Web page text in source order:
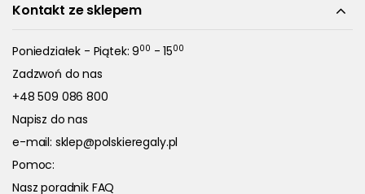
Kontakt ze sklepem
Poniedziałek - Piątek: 900 - 1500
Zadzwoń do nas
+48 509 086 800
Napisz do nas
e-mail: sklep@polskieregaly.pl
Pomoc:
Nasz poradnik FAQ